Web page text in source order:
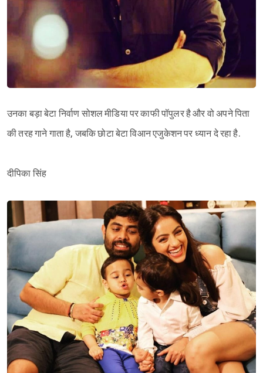
उनका बड़ा बेटा निर्वाण सोशल मीडिया पर काफी पॉपुलर है और वो अपने पिता
की तरह गाने गाता है, जबकि छोटा बेटा विआन एजुकेशन पर ध्यान दे रहा है.
दीपिका सिंह